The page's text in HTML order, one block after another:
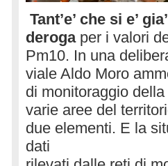
Tant’e’ che si e’
derogaper i valori
Pm10. In una
viale Aldo Moro
di monitoraggio della
varie aree del
due elementi. E la
dati